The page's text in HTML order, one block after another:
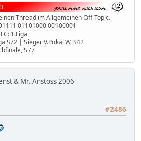
Thread im Allgemeinen Off-Topic.
01101000 00100001
1.Liga
S72 | Sieger V.Pokal W, S42
S77
& Mr. Anstoss 2006
#2486